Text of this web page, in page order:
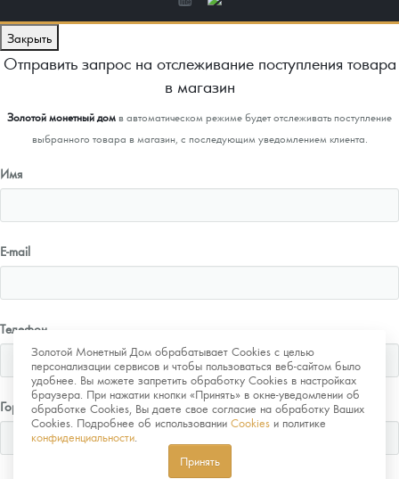
Золотой Монетный Дом обрабатывает Cookies с целью
персонализации сервисов и чтобы пользоваться веб-сайтом было
удобнее. Вы можете запретить обработку Cookies в настройках
браузера. При нажатии кнопки «Принять» в окне-уведомлении об
обработке Cookies, Вы даете свое согласие на обработку Ваших
Cookies. Подробнее об использовании Cookies и политике
конфиденциальности
Принять
Закрыть
Отправить запрос на отслеживание поступления товара
в магазин
Золотой монетный домв автоматическом режиме будет отслеживать поступление
выбранного товара в магазин, с последующим уведомлением клиента.
Имя
E-mail
Телефон
Город